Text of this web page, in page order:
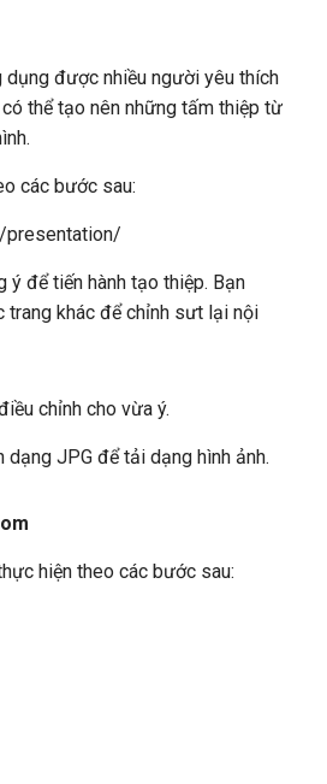
dụng được nhiều người yêu thích
thể tạo nên những tấm thiệp từ
các bước sau:
presentation/
ý để tiến hành tạo thiệp. Bạn
khác để chỉnh sưt lại nội
chỉnh cho vừa ý.
dạng JPG để tải dạng hình ảnh.
hiện theo các bước sau: